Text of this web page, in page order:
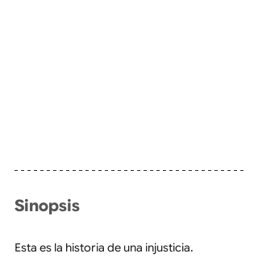
Sinopsis
Esta es la historia de una injusticia.